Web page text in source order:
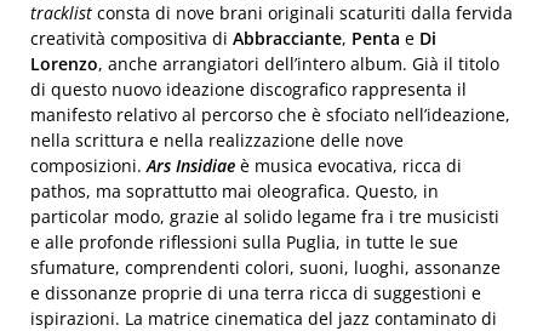
tracklist consta di nove brani originali scaturiti dalla fervida
creatività compositiva di Abbracciante, Penta e Di
Lorenzo, anche arrangiatori dell’intero album. Già il titolo
di questo nuovo ideazione discografico rappresenta il
manifesto relativo al percorso che è sfociato nell’ideazione,
nella scrittura e nella realizzazione delle nove
composizioni.Ars Insidiae è musica evocativa, ricca di
pathos, ma soprattutto mai oleografica. Questo, in
particolar modo, grazie al solido legame fra i tre musicisti
e alle profonde riflessioni sulla Puglia, in tutte le sue
sfumature, comprendenti colori, suoni, luoghi, assonanze
e dissonanze proprie di una terra ricca di suggestioni e
ispirazioni. La matrice cinematica del jazz contaminato di